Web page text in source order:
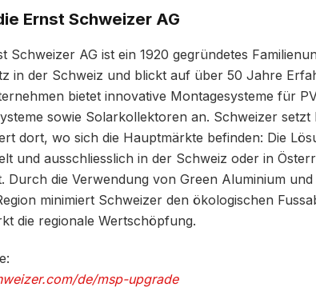
Ernst Schweizer AG
Schweizer AG ist ein 1920 gegründetes
in der Schweiz und blickt auf über 50 Jahre
bietet innovative Montagesysteme für
sowie Solarkollektoren an. Schweizer
dort, wo sich die Hauptmärkte befinden: Die
und ausschliesslich in der Schweiz oder in
Durch die Verwendung von Green Aluminium
minimiert Schweizer den ökologischen
die regionale Wertschöpfung.
de/msp-upgrade